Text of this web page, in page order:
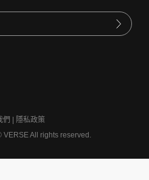
們
隱私政策
VERSE All rights reserved.